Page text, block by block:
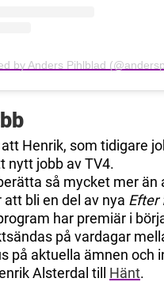
by Anders Pihlblad
Henrik, som tidigare
nytt jobb av TV4.
så mycket mer än
bli en del av nya Efter
har premiär i
på vardagar
på aktuella ämnen och
Alsterdal till Hänt.